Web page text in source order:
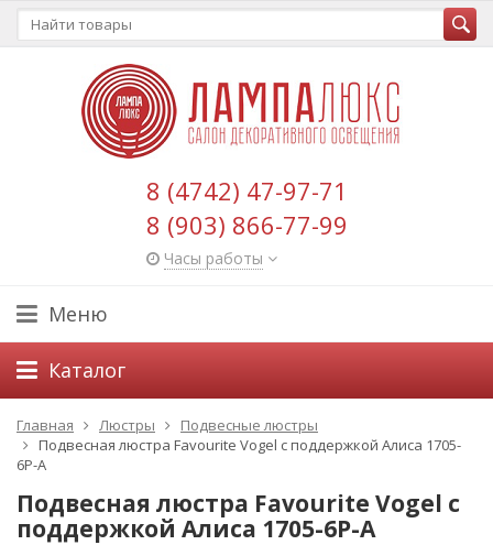
8 (4742) 47-97-71
8 (903) 866-77-99
Часы работы
Меню
Каталог
Главная Люстры
Подвесные люстры
Подвесная люстра Favourite Vogel с поддержкой Алиса 1705-
6P-A
Подвесная люстра Favourite Vogel с
поддержкой Алиса 1705-6P-A